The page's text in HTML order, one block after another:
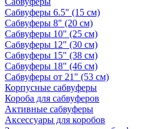
Сабвуферы 6.5" (15 см)
Сабвуферы 8" (20 см)
Сабвуферы 10" (25 см)
Сабвуферы 12" (30 см)
Сабвуферы 15" (38 см)
Сабвуферы 18" (46 см)
Сабвуферы от 21" (53 см)
Корпусные сабвуферы
Короба для сабвуферов
Активные сабвуферы
Аксессуары для коробов